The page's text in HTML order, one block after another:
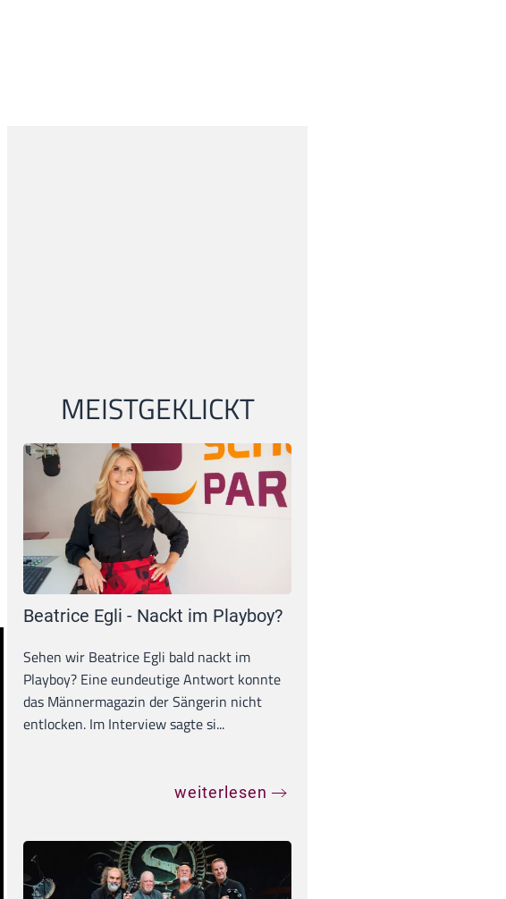
MEISTGEKLICKT
Beatrice Egli - Nackt im Playboy?
Sehen wir Beatrice Egli bald nackt im
Playboy? Eine eundeutige Antwort konnte
das Männermagazin der Sängerin nicht
entlocken. Im Interview sagte si...
weiterlesen